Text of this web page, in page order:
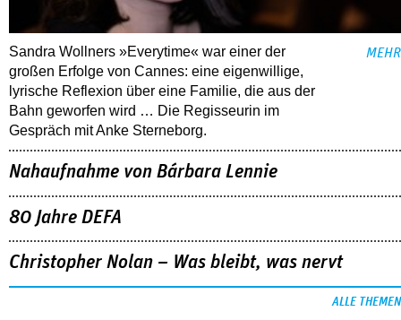
Sandra Wollners »Everytime« war einer der
großen Erfolge von Cannes: eine eigenwillige,
lyrische Reflexion über eine ­Familie, die aus der
Bahn geworfen wird … Die Regisseurin im
Gespräch mit Anke Sterneborg.
MEHR
Nahaufnahme von Bárbara Lennie
80 Jahre DEFA
Christopher Nolan – Was bleibt, was nervt
ALLE THEMEN